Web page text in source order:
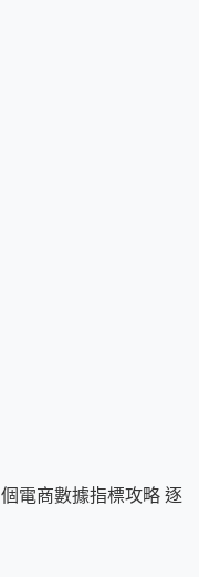
電商數據指標攻略 逐